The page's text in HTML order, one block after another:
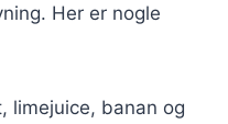
Her er nogle
limejuice, banan og